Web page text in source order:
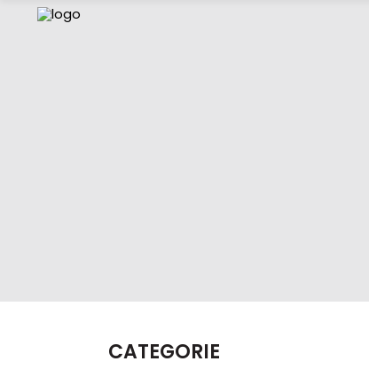
CATEGORIE